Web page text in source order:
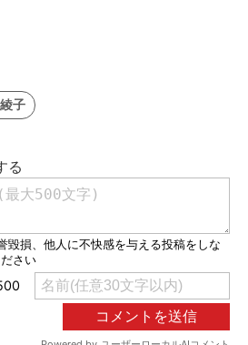
子